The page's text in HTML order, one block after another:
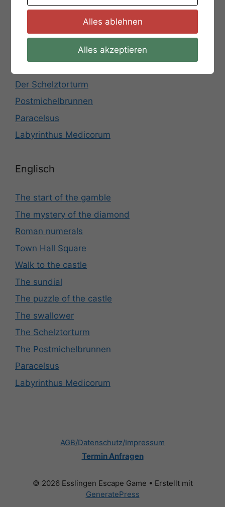
Der Weg zur Burg
Sonnenuhr
Das Rätsel der Burg
Der Schelztorturm
Postmichelbrunnen
Paracelsus
Labyrinthus Medicorum
Englisch
The start of the gamble
The mystery of the diamond
Roman numerals
Town Hall Square
Walk to the castle
The sundial
The puzzle of the castle
The swallower
The Schelztorturm
The Postmichelbrunnen
Paracelsus
Labyrinthus Medicorum
AGB/Datenschutz/Impressum
Termin Anfragen
© 2026 Esslingen Escape Game • Erstellt mit
GeneratePress
Alles ablehnen
Alles akzeptieren